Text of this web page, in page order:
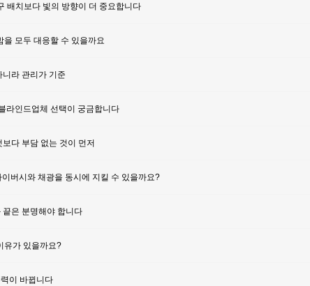
배치보다 빛의 방향이 더 중요합니다
모두 대응할 수 있을까요
라 관리가 기준
라인드업체 선택이 궁금합니다
다 부담 없는 것이 먼저
버시와 채광을 동시에 지킬 수 있을까요?
끝은 분명해야 합니다
유가 있을까요?
이 바뀝니다